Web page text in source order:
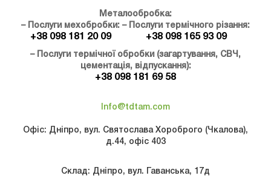
Металообробка:
– Послуги мехобробки:
+38 098 181 20 09
– Послуги термічного різання:
+38 098 165 93 09
– Послуги термічної обробки (загартування, СВЧ,
цементація, відпускання):
+38 098 181 69 58
Info@tdtam.com
Офіс: Дніпро, вул. Святослава Хороброго (Чкалова),
д.44, офіс 403
Склад: Дніпро, вул. Гаванська, 17д